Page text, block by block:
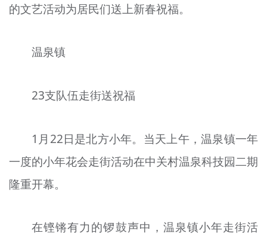
的文艺活动为居民们送上新春祝福。
温泉镇
23支队伍走街送祝福
1月22日是北方小年。当天上午，温泉镇一年
一度的小年花会走街活动在中关村温泉科技园二期
隆重开幕。
在铿锵有力的锣鼓声中，温泉镇小年走街活